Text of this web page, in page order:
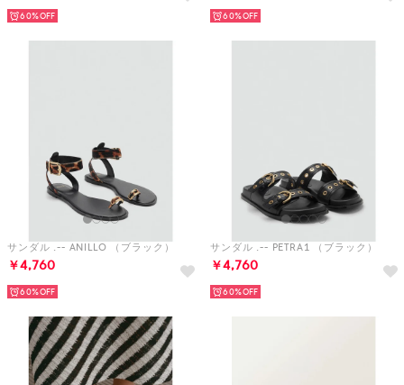
60% 60%
サンダル .-- ANILLO （ブラック）
￥4,760
60%
サンダル .-- PETRA1 （ブラック）
￥4,760
60%